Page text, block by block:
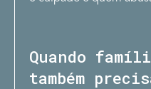
Quando
também